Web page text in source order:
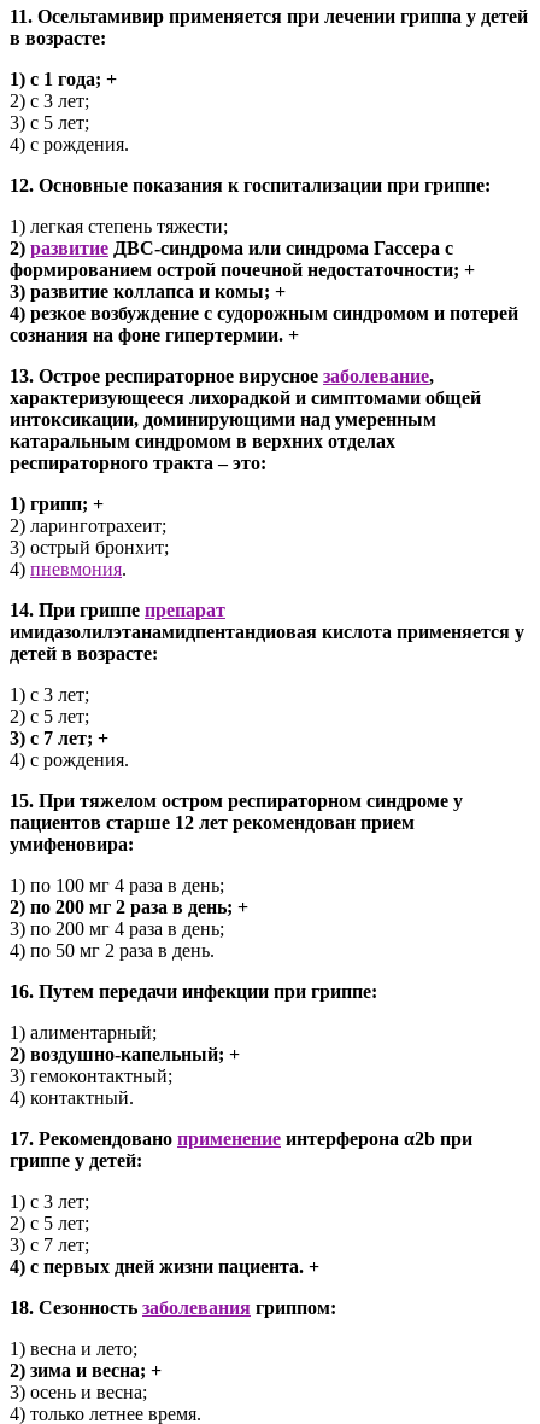
11. Осельтамивир применяется при лечении гриппа у детей
в возрасте:
1) с 1 года; +
2) с 3 лет;
3) с 5 лет;
4) с рождения.
12. Основные показания к госпитализации при гриппе:
1) легкая степень тяжести;
2) развитие ДВС-синдрома или синдрома Гассера с
формированием острой почечной недостаточности; +
3) развитие коллапса и комы; +
4) резкое возбуждение с судорожным синдромом и потерей
сознания на фоне гипертермии. +
13. Острое респираторное вирусное заболевание,
характеризующееся лихорадкой и симптомами общей
интоксикации, доминирующими над умеренным
катаральным синдромом в верхних отделах
респираторного тракта – это:
1) грипп; +
2) ларинготрахеит;
3) острый бронхит;
4) пневмония.
14. При гриппе препарат
имидазолилэтанамидпентандиовая кислота применяется у
детей в возрасте:
1) с 3 лет;
2) с 5 лет;
3) с 7 лет; +
4) с рождения.
15. При тяжелом остром респираторном синдроме у
пациентов старше 12 лет рекомендован прием
умифеновира:
1) по 100 мг 4 раза в день;
2) по 200 мг 2 раза в день; +
3) по 200 мг 4 раза в день;
4) по 50 мг 2 раза в день.
16. Путем передачи инфекции при гриппе:
1) алиментарный;
2) воздушно-капельный; +
3) гемоконтактный;
4) контактный.
17. Рекомендовано применение интерферона α2b при
гриппе у детей:
1) с 3 лет;
2) с 5 лет;
3) с 7 лет;
4) с первых дней жизни пациента. +
18. Сезонность заболевания гриппом:
1) весна и лето;
2) зима и весна; +
3) осень и весна;
4) только летнее время.